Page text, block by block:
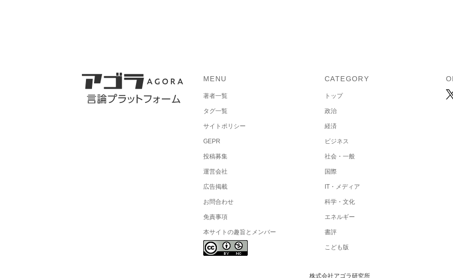
MENU
著者一覧
タグ一覧
サイトポリシー
GEPR
投稿募集
運営会社
広告掲載
お問合わせ
免責事項
本サイトの趣旨とメンバー
CATEGORY
トップ
政治
経済
ビジネス
社会・一般
国際
IT・メディア
科学・文化
エネルギー
書評
こども版
株式会社アゴラ研究所